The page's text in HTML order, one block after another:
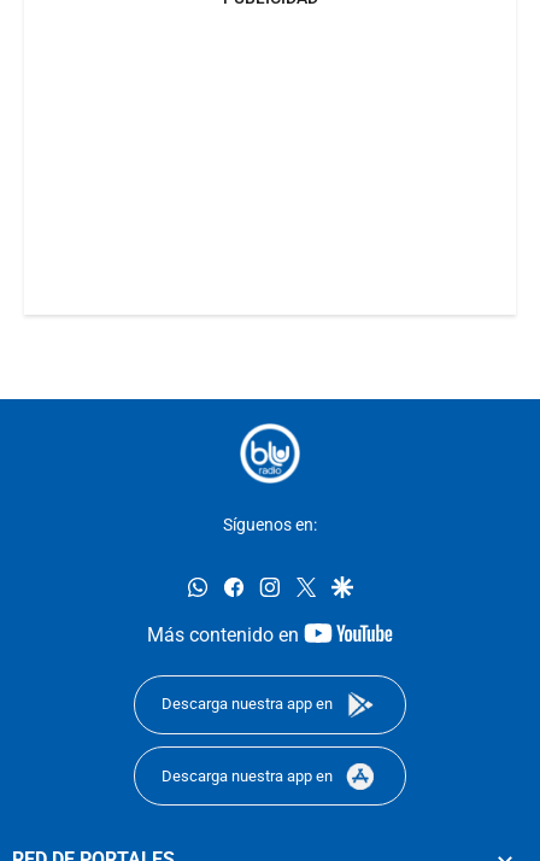
Síguenos en:
whatsappfacebookinstagram
twittergoogle
Más contenido en
youtube-
Descarga nuestra app en
Descarga nuestra app en